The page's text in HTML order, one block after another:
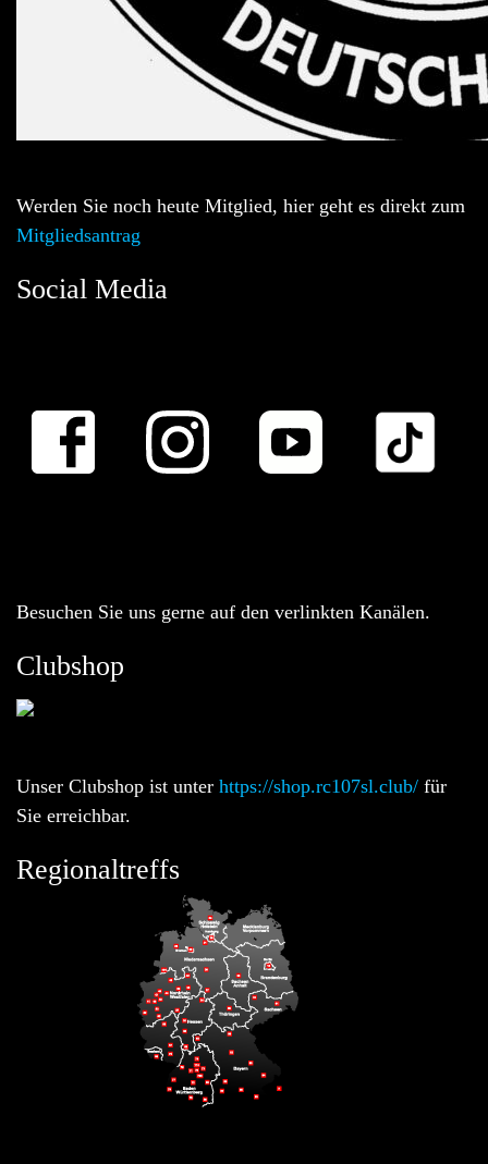
Werden Sie noch heute Mitglied, hier geht es direkt zum
Mitgliedsantrag
Social Media
Besuchen Sie uns gerne auf den verlinkten Kanälen.
Clubshop
Unser Clubshop ist unter https://shop.rc107sl.club/ für
Sie erreichbar.
Regionaltreffs